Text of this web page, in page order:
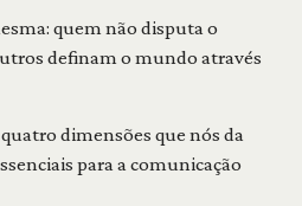
quem não disputa o
definam o mundo através
dimensões que nós da
para a comunicação